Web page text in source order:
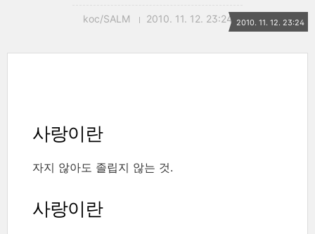
koc/SALM 2010. 11. 12. 23:24 2010. 11. 12. 23:24
사랑이란
자지 않아도 졸립지 않는 것.
사랑이란